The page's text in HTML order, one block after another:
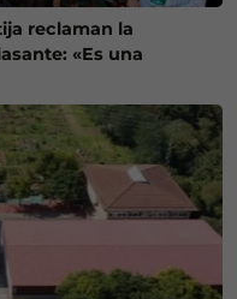
reclaman la
«Es una